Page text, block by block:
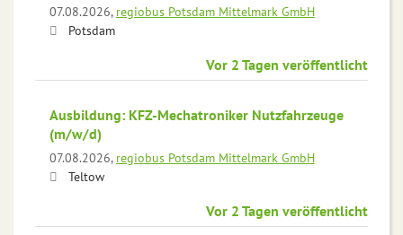
07.08.2026, regiobus Potsdam Mittelmark GmbH
Potsdam
Vor 2 Tagen veröffentlicht
Ausbildung: KFZ-Mechatroniker Nutzfahrzeuge
(m/w/d)
07.08.2026, regiobus Potsdam Mittelmark GmbH
Teltow
Vor 2 Tagen veröffentlicht